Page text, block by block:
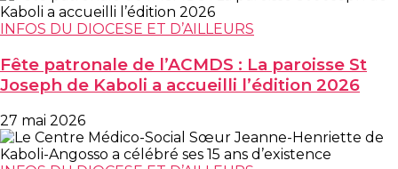
INFOS DU DIOCESE ET D’AILLEURS
Fête patronale de l’ACMDS : La paroisse St
Joseph de Kaboli a accueilli l’édition 2026
27 mai 2026